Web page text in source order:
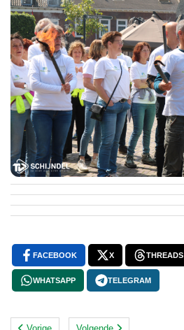
FACEBOOK X THREADS
WHATSAPP TELEGRAM